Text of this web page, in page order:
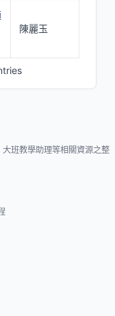
陳麗玉
班教學助理等相關資源之整